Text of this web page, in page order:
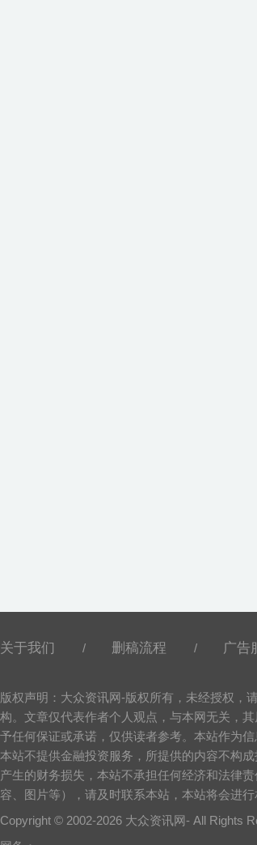
关于我们 / 删稿流程 / 广告
版权声明：大众资讯网-版权所有，未经授权，
构。文章仅代表作者个人观点，与本网无关，
予任何保证或承诺，仅供读者参考。本站作为
本站不提供金融投资服务，所提供的内容不构
产生的财务损失，本站不承担任何经济和法律
容、图片等），请及时联系本站，本站将会进行
Copyright © 2002-2026 大众资讯网- All Rights